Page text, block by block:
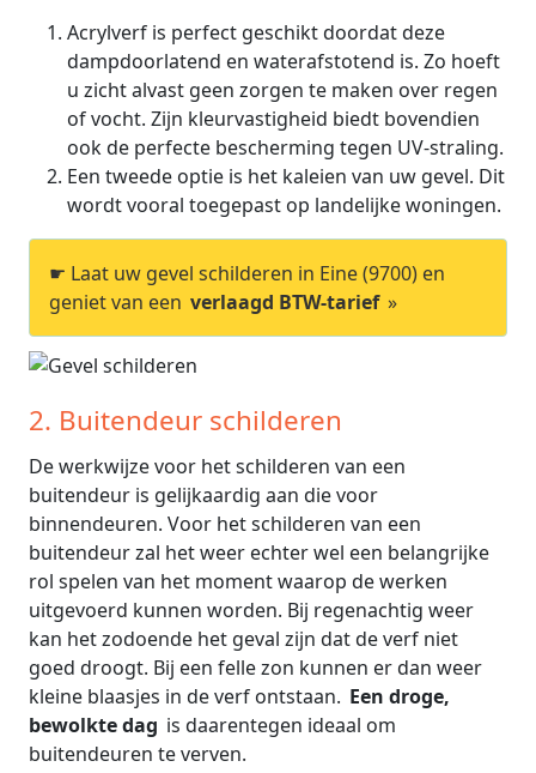
Acrylverf is perfect geschikt doordat deze
dampdoorlatend en waterafstotend is. Zo hoeft
u zicht alvast geen zorgen te maken over regen
of vocht. Zijn kleurvastigheid biedt bovendien
ook de perfecte bescherming tegen UV-straling.
Een tweede optie is het kaleien van uw gevel. Dit
wordt vooral toegepast op landelijke woningen.
☛ Laat uw gevel schilderen in Eine (9700) en
geniet van een verlaagd BTW-tarief »
2. Buitendeur schilderen
De werkwijze voor het schilderen van een
buitendeur is gelijkaardig aan die voor
binnendeuren. Voor het schilderen van een
buitendeur zal het weer echter wel een belangrijke
rol spelen van het moment waarop de werken
uitgevoerd kunnen worden. Bij regenachtig weer
kan het zodoende het geval zijn dat de verf niet
goed droogt. Bij een felle zon kunnen er dan weer
kleine blaasjes in de verf ontstaan. Een droge,
bewolkte dag is daarentegen ideaal om
buitendeuren te verven.